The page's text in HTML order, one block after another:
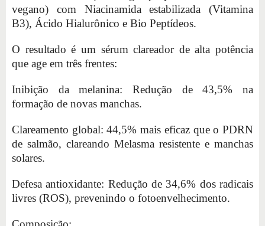
vegano) com Niacinamida estabilizada (Vitamina
B3), Ácido Hialurônico e Bio Peptídeos.
O resultado é um sérum clareador de alta potência
que age em três frentes:
Inibição da melanina: Redução de 43,5% na
formação de novas manchas.
Clareamento global: 44,5% mais eficaz que o PDRN
de salmão, clareando Melasma resistente e manchas
solares.
Defesa antioxidante: Redução de 34,6% dos radicais
livres (ROS), prevenindo o fotoenvelhecimento.